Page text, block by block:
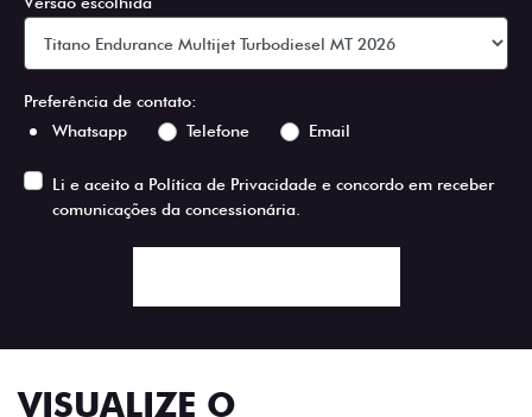
Preferência de contato:
Whatsapp
Telefone Email
Li e aceito a Política de Privacidade e concordo em receber
comunicações da concessionária.
VISUALIZE O